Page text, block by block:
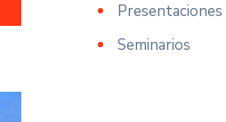
Presentaciones
Seminarios